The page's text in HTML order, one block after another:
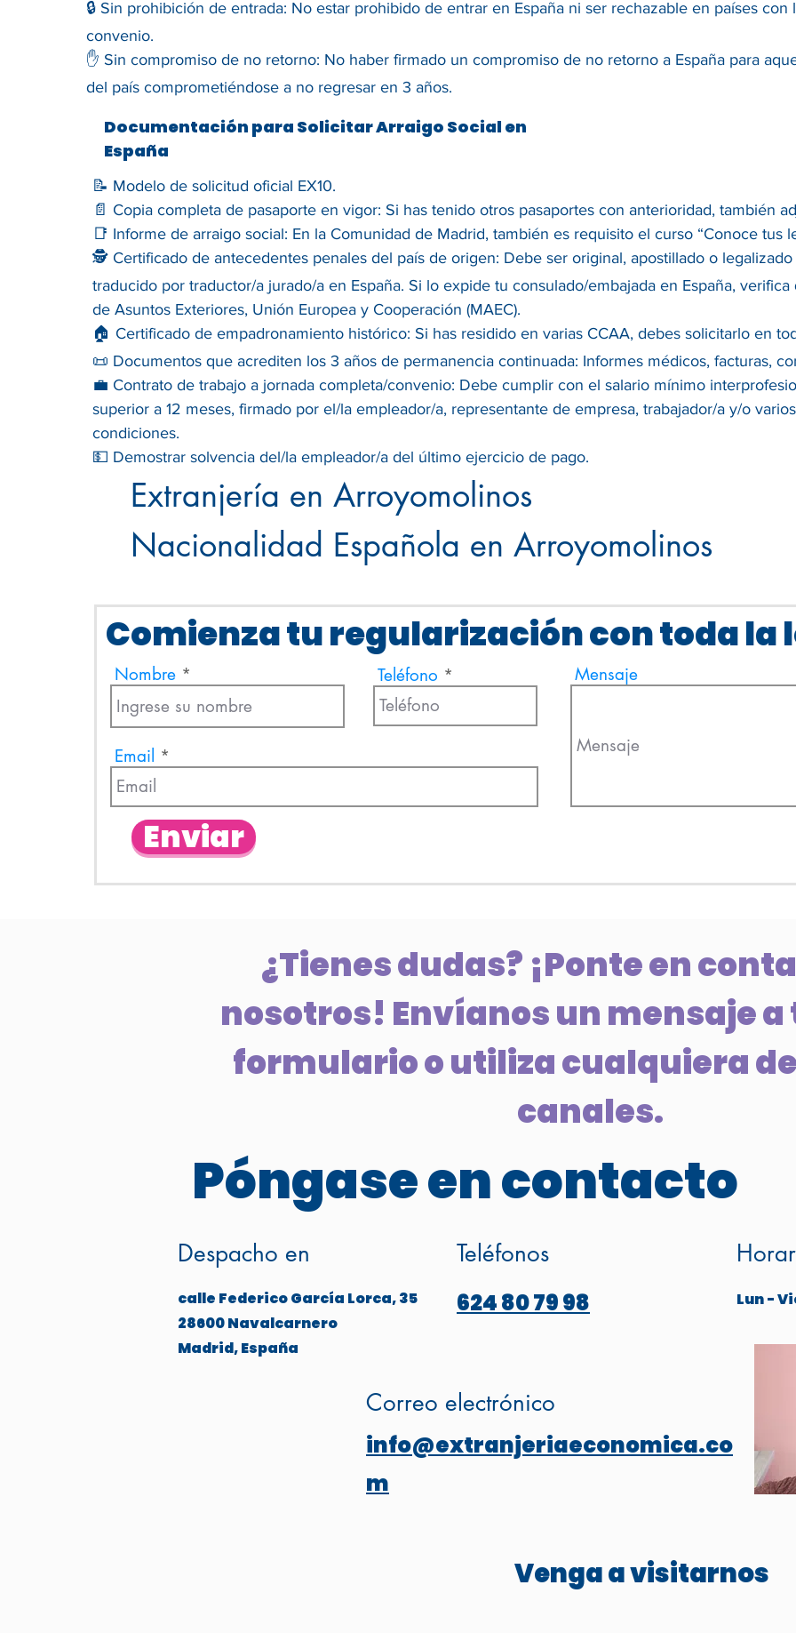
🔒 Sin prohibición de entrada: No estar prohibido de entrar en España ni ser rechazable en países con
convenio.
✋ Sin compromiso de no retorno: No haber firmado un compromiso de no retorno a España para
del país comprometiéndose a no regresar en 3 años.
Documentación para Solicitar Arraigo Social en
España
📝 Modelo de solicitud oficial EX10.
📄 Copia completa de pasaporte en vigor: Si has tenido otros pasaportes con anterioridad, también
📑 Informe de arraigo social: En la Comunidad de Madrid, también es requisito el curso “Conoce tus
🕵️ Certificado de antecedentes penales del país de origen: Debe ser original, apostillado o
traducido por traductor/a jurado/a en España. Si lo expide tu consulado/embajada en España,
de Asuntos Exteriores, Unión Europea y Cooperación (MAEC).
🏠 Certificado de empadronamiento histórico: Si has residido en varias CCAA, debes solicitarlo en
📜 Documentos que acrediten los 3 años de permanencia continuada: Informes médicos, facturas,
💼 Contrato de trabajo a jornada completa/convenio: Debe cumplir con el salario mínimo
superior a 12 meses, firmado por el/la empleador/a, representante de empresa, trabajador/a y/o
condiciones.
💵 Demostrar solvencia del/la empleador/a del último ejercicio de pago.
Extranjería en Arroyomolinos
Nacionalidad Española en Arroyomolinos
Comienza tu regularización con toda la
Nombre Teléfono
Email
Enviar
Mensaje
¿Tienes dudas? ¡Ponte en
nosotros! Envíanos un mensaje a
formulario o utiliza cualquiera
canales.
Póngase en contacto
Despacho en Teléfonos
calle Federico García Lorca, 35
28600 Navalcarnero
Madrid, España
624 80 79 98
Correo electrónico
info@extranjeriaeconomica.co
m
Lun -
Venga a visitarnos